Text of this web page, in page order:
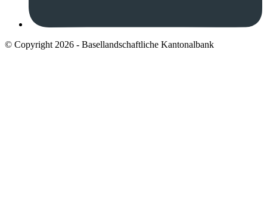
© Copyright 2026 - Basellandschaftliche Kantonalbank